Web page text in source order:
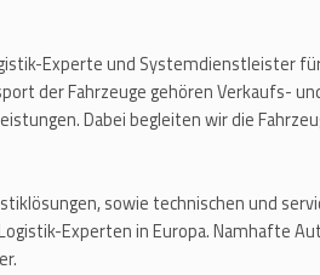
Experte und Systemdienstleister
der Fahrzeuge gehören Verkaufs-
Dabei begleiten wir die
sowie technischen und
Experten in Europa. Namhafte